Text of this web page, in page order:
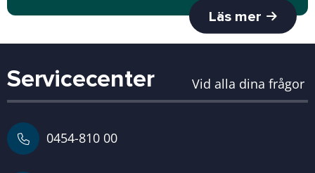
Läs mer
Servicecenter Vid alla dina frågor
0454-810 00